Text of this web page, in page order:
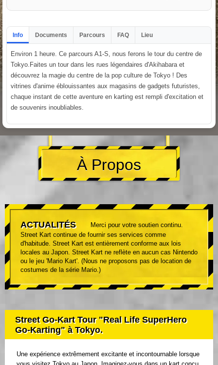
Info Documents Parcours FAQ Lieu
Environ 1 heure. Ce parcours A1-S, nous ferons le tour du centre de
Tokyo.Faites un tour dans les rues légendaires d'Akihabara et
découvrez la magie du centre de la pop culture de Tokyo ! Des
vitrines d'anime éblouissantes aux magasins de gadgets futuristes,
chaque instant de cette aventure en karting est rempli d'excitation et
de souvenirs inoubliables.
À Propos
ACTUALITÉS
Merci pour votre soutien continu.
Street Kart continue de fournir ses services comme
d'habitude. Street Kart est entièrement conforme aux lois
locales au Japon. Street Kart ne reflète en aucun cas Nintendo
ou le jeu 'Mario Kart'. (Nous ne proposons pas de location de
costumes de la série Mario.)
Street Go-Kart Tour "Real Life SuperHero
Go-Karting" à Tokyo.
Une expérience extrêmement excitante et incontournable lorsque